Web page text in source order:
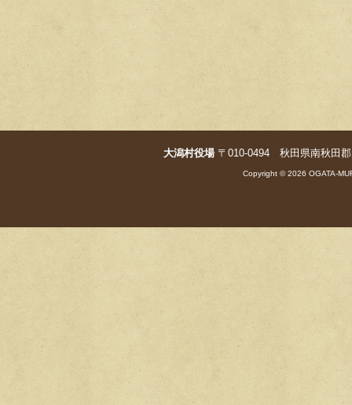
大潟村役場〒010-0494 秋田県南秋田
Copyright © 2026 OGATA-